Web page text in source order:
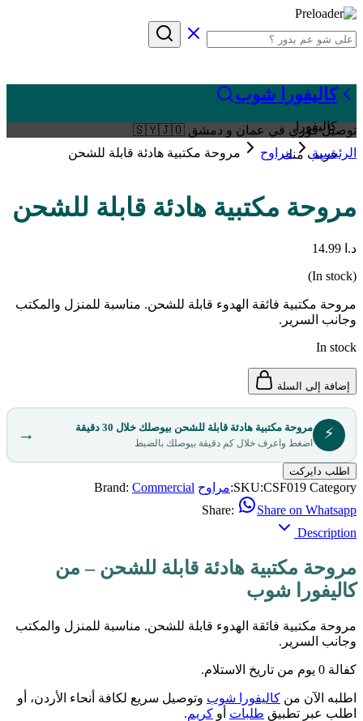
كاليفورا شوب
كاليفورا
قريب منك
توصيل فوري في عمان و دمشق 🇸🇾🇯🇴
الرئيسية
مراوح مروحة مكتبية هادئة قابلة للشحن
مروحة مكتبية هادئة قابلة للشحن
د.ا
(In stock)
مروحة مكتبية فائقة الهدوء قابلة للشحن. مناسبة للمنزل والمكتب
وجانب السرير.
In stock
إضافة إلى السلة
⚡ مروحة مكتبية هادئة قابلة للشحن بيوصلك خلال 30 دقيقة
اضغط واعرف خلال كم دقيقة بيوصلك بالضبط →
اطلب دايركت
SKU:CSF019 Category: مراوح Brand: Commercial
Share:
Share on Whatsapp
Description
مروحة مكتبية هادئة قابلة للشحن – من
كاليفورا شوب
مروحة مكتبية فائقة الهدوء قابلة للشحن. مناسبة للمنزل والمكتب
وجانب السرير.
كفالة 0 يوم من تاريخ الاستلام.
اطلبه الآن من كاليفورا شوب وتوصيل سريع لكافة أنحاء الأردن، أو
اطلب عبر تطبيق طلبات أو كريم.